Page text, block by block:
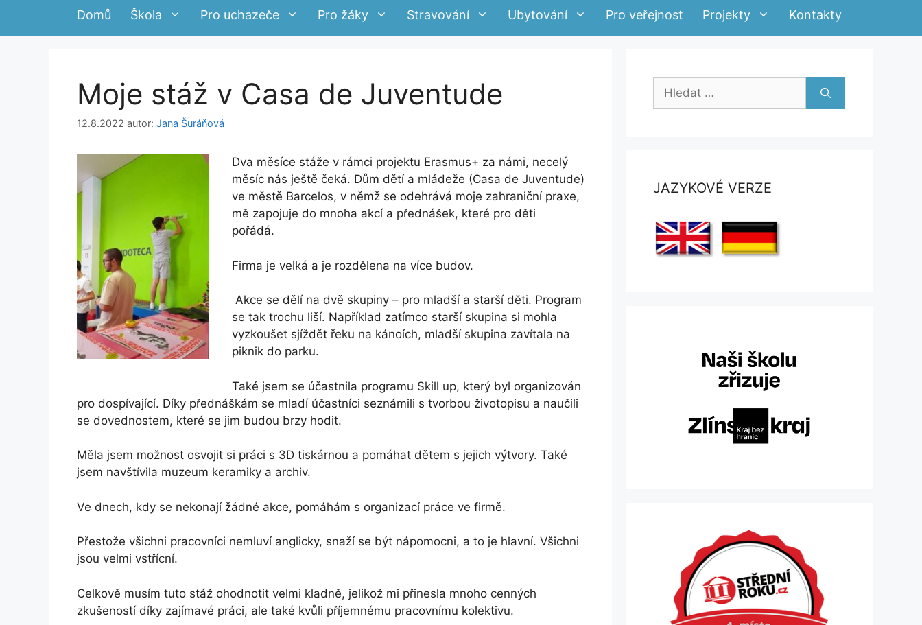
Domů Škola Pro uchazeče Pro žáky Stravování Ubytování Pro veřejnost Projekty Kontakty
Moje stáž v Casa de Juventude
12.8.2022 autor: Jana Šuráňová
Dva měsíce stáže v rámci projektu Erasmus+ za námi, necelý
měsíc nás ještě čeká. Dům dětí a mládeže (Casa de Juventude)
ve městě Barcelos, v němž se odehrává moje zahraniční praxe,
mě zapojuje do mnoha akcí a přednášek, které pro děti
pořádá.
Firma je velká a je rozdělena na více budov.
Akce se dělí na dvě skupiny – pro mladší a starší děti. Program
se tak trochu liší. Například zatímco starší skupina si mohla
vyzkoušet sjíždět řeku na kánoích, mladší skupina zavítala na
piknik do parku.
Také jsem se účastnila programu Skill up, který byl organizován
pro dospívající. Díky přednáškám se mladí účastníci seznámili s tvorbou životopisu a naučili
se dovednostem, které se jim budou brzy hodit.
Měla jsem možnost osvojit si práci s 3D tiskárnou a pomáhat dětem s jejich výtvory. Také
jsem navštívila muzeum keramiky a archiv.
Ve dnech, kdy se nekonají žádné akce, pomáhám s organizací práce ve firmě.
Přestože všichni pracovníci nemluví anglicky, snaží se být nápomocni, a to je hlavní. Všichni
jsou velmi vstřícní.
Celkově musím tuto stáž ohodnotit velmi kladně, jelikož mi přinesla mnoho cenných
zkušeností díky zajímavé práci, ale také kvůli příjemnému pracovnímu kolektivu.
Hledat:
JAZYKOVÉ VERZE